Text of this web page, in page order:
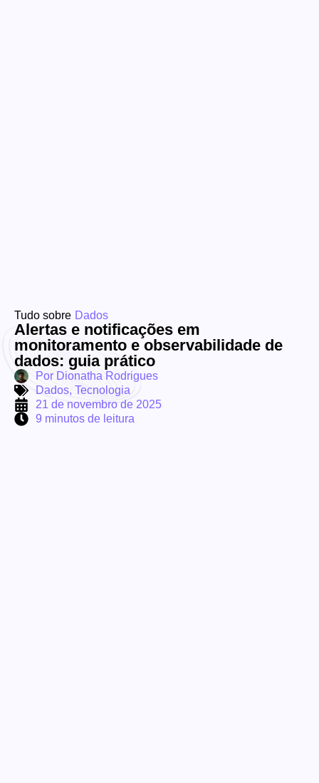
Tudo sobre Dados
Alertas e notificações em
monitoramento e observabilidade de
dados: guia prático
Por Dionatha Rodrigues
Dados, Tecnologia
21 de novembro de 2025
9 minutos de leitura